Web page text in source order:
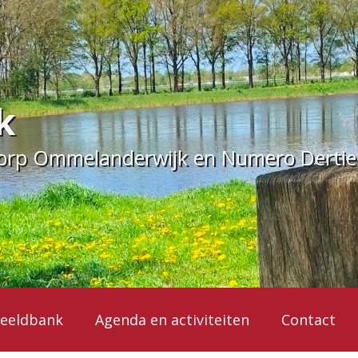
Ommelanderwijk en Numero
Agenda en activiteiten Contact